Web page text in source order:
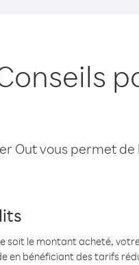
Out vous permet
soit le montant acheté,
en bénéficiant des tarifs